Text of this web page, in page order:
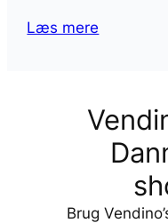
Læs mere
Brug